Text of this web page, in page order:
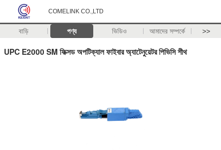
COMELINK CO.,LTD
বাড়ি পণ্য ভিডিও আমাদের সম্পর্কে >>
UPC E2000 SM ফিক্সড অপটিক্যাল ফাইবার অ্যাটেনুয়েটর পিভিসি শীথ